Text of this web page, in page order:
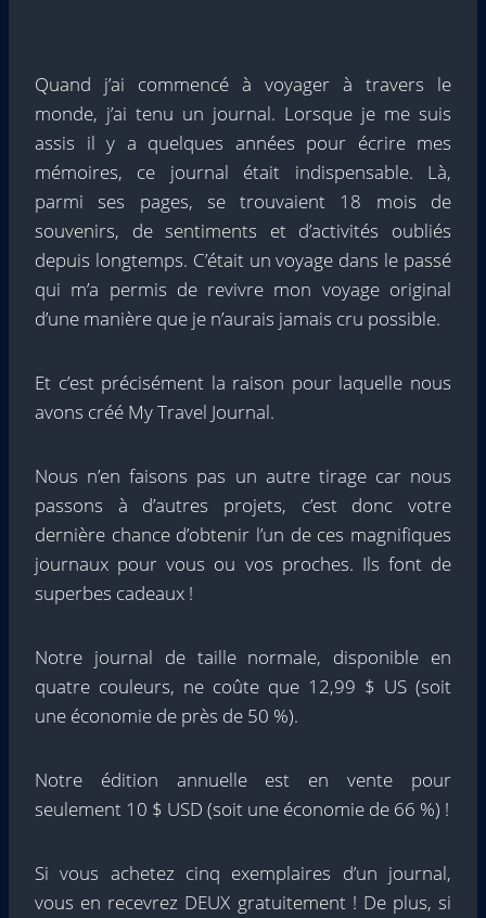
Quand j’ai commencé à voyager à travers le
monde, j’ai tenu un journal. Lorsque je me suis
assis il y a quelques années pour écrire mes
mémoires, ce journal était indispensable. Là,
parmi ses pages, se trouvaient 18 mois de
souvenirs, de sentiments et d’activités oubliés
depuis longtemps. C’était un voyage dans le passé
qui m’a permis de revivre mon voyage original
d’une manière que je n’aurais jamais cru possible.
Et c’est précisément la raison pour laquelle nous
avons créé My Travel Journal.
Nous n’en faisons pas un autre tirage car nous
passons à d’autres projets, c’est donc votre
dernière chance d’obtenir l’un de ces magnifiques
journaux pour vous ou vos proches. Ils font de
superbes cadeaux !
Notre journal de taille normale, disponible en
quatre couleurs, ne coûte que 12,99 $ US (soit
une économie de près de 50 %).
Notre édition annuelle est en vente pour
seulement 10 $ USD (soit une économie de 66 %) !
Si vous achetez cinq exemplaires d’un journal,
vous en recevrez DEUX gratuitement ! De plus, si